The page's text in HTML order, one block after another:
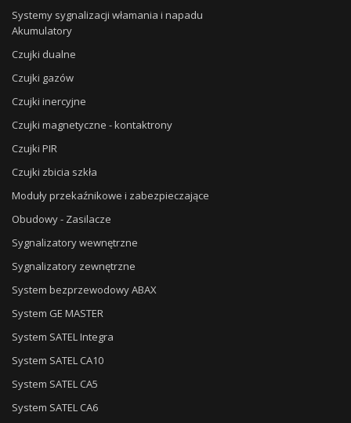
Systemy sygnalizacji włamania i napadu
Akumulatory
Czujki dualne
Czujki gazów
Czujki inercyjne
Czujki magnetyczne - kontaktrony
Czujki PIR
Czujki zbicia szkła
Moduły przekaźnikowe i zabezpieczające
Obudowy - Zasilacze
Sygnalizatory wewnętrzne
Sygnalizatory zewnętrzne
System bezprzewodowy ABAX
System GE MASTER
System SATEL Integra
System SATEL CA10
System SATEL CA5
System SATEL CA6